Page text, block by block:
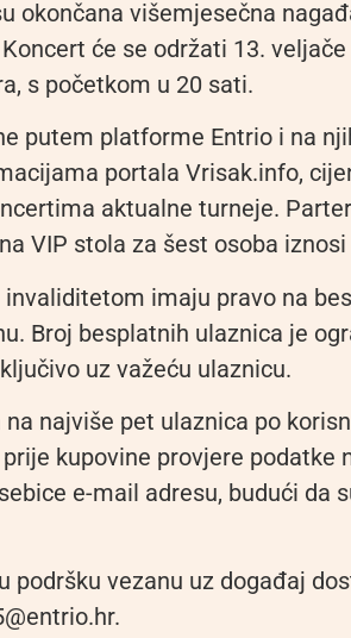
okončana višemjesečna
će se održati 13.
s početkom u 20 sati.
putem platforme Entrio i na
portala Vrisak.info,
aktualne turneje.
VIP stola za šest osoba iznosi
imaju pravo na
Broj besplatnih ulaznica je
uz važeću ulaznicu.
najviše pet ulaznica po
kupovine provjere podatke
e-mail adresu, budući da
podršku vezanu uz događaj